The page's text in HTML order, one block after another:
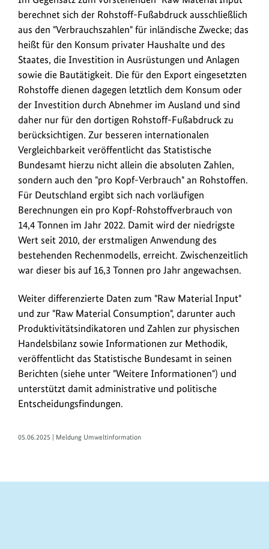
berechnet sich der Rohstoff-Fußabdruck ausschließlich
aus den "Verbrauchszahlen" für inländische Zwecke; das
heißt für den Konsum privater Haushalte und des
Staates, die Investition in Ausrüstungen und Anlagen
sowie die Bautätigkeit. Die für den Export eingesetzten
Rohstoffe dienen dagegen letztlich dem Konsum oder
der Investition durch Abnehmer im Ausland und sind
daher nur für den dortigen Rohstoff-Fußabdruck zu
berücksichtigen. Zur besseren internationalen
Vergleichbarkeit veröffentlicht das Statistische
Bundesamt hierzu nicht allein die absoluten Zahlen,
sondern auch den "pro Kopf-Verbrauch" an Rohstoffen.
Für Deutschland ergibt sich nach vorläufigen
Berechnungen ein pro Kopf-Rohstoffverbrauch von
14,4 Tonnen im Jahr 2022. Damit wird der niedrigste
Wert seit 2010, der erstmaligen Anwendung des
bestehenden Rechenmodells, erreicht. Zwischenzeitlich
war dieser bis auf 16,3 Tonnen pro Jahr angewachsen.
Weiter differenzierte Daten zum "Raw Material Input"
und zur "Raw Material Consumption", darunter auch
Produktivitätsindikatoren und Zahlen zur physischen
Handelsbilanz sowie Informationen zur Methodik,
veröffentlicht das Statistische Bundesamt in seinen
Berichten (siehe unter "Weitere Informationen") und
unterstützt damit administrative und politische
Entscheidungsfindungen.
05.06.2025 | Meldung Umweltinformation